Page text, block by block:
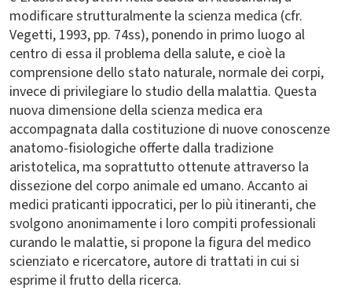
modificare strutturalmente la scienza medica (cfr.
Vegetti, 1993, pp. 74ss), ponendo in primo luogo al
centro di essa il problema della salute, e cioè la
comprensione dello stato naturale, normale dei corpi,
invece di privilegiare lo studio della malattia. Questa
nuova dimensione della scienza medica era
accompagnata dalla costituzione di nuove conoscenze
anatomo-fisiologiche offerte dalla tradizione
aristotelica, ma soprattutto ottenute attraverso la
dissezione del corpo animale ed umano. Accanto ai
medici praticanti ippocratici, per lo più itineranti, che
svolgono anonimamente i loro compiti professionali
curando le malattie, si propone la figura del medico
scienziato e ricercatore, autore di trattati in cui si
esprime il frutto della ricerca.